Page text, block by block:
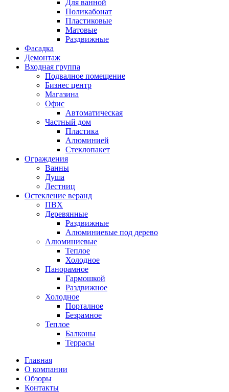
Для ванной
Поликабонат
Пластиковые
Матовые
Раздвижные
Фасадка
Демонтаж
Входная группа
Подвалное помещение
Бизнес центр
Магазина
Офис
Автоматическая
Частный дом
Пластика
Алюминией
Стеклопакет
Ограждения
Ванны
Душа
Лестниц
Остекление веранд
ПВХ
Деревянные
Раздвижные
Алюминиевые под дерево
Алюминиевые
Теплое
Холодное
Панорамное
Гармошкой
Раздвижное
Холодное
Порталное
Безрамное
Теплое
Балконы
Террасы
Главная
О компании
Обзоры
Контакты